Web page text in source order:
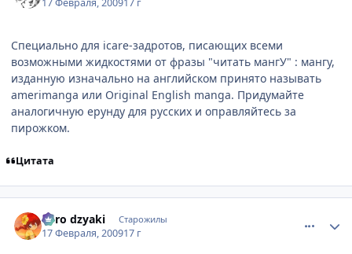
Специально для icare-задротов, писающих всеми
возможными жидкостями от фразы "читать мангУ" : мангу,
изданную изначально на английском принято называть
amerimanga или Original English manga. Придумайте
аналогичную ерунду для русских и оправляйтесь за
пирожком.
Цитата
niiro dzyaki Старожилы
17 Февраля, 200917 г